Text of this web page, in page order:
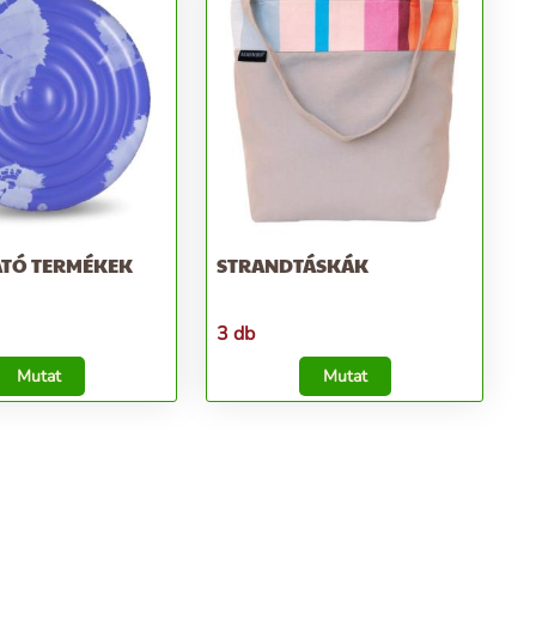
TERMÉKEK
Mutat
STRANDTÁSKÁK
3 db
Mutat